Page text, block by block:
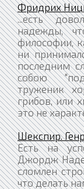
Фридрих
...есть
надежды,
философии,
ни
последним
собою
труженик
грибов, или
это не
Шекспир.
Есть на
Джордж
сломлен
что делать